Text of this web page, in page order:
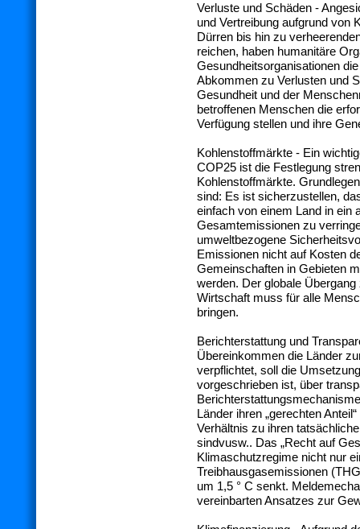
Verluste und Schäden -
und Vertreibung aufgrund von
Dürren bis hin zu
reichen, haben humanitäre
Gesundheitsorganisationen
Abkommen zu Verlusten und
Gesundheit und der
betroffenen Menschen die
Verfügung stellen und ihre
Kohlenstoffmärkte - Ein
COP25 ist die Festlegung
Kohlenstoffmärkte.
sind: Es ist sicherzustellen,
einfach von einem Land in ein
Gesamtemissionen zu
umweltbezogene
Emissionen nicht auf Kosten
Gemeinschaften in Gebieten
werden. Der globale
Wirtschaft muss für alle
bringen.
Berichterstattung und
Übereinkommen die Länder
verpflichtet, soll die
vorgeschrieben ist, über
Länder ihren „gerechten
Verhältnis zu ihren
sindvusw.. Das „Recht auf
Klimaschutzregime nicht nur
Treibhausgasemissionen
um 1,5 ° C senkt.
vereinbarten Ansatzes zur